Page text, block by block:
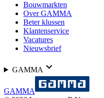
Bouwmarkten
Over GAMMA
Beter klussen
Klantenservice
Vacatures
Nieuwsbrief
GAMMA
GAMMA